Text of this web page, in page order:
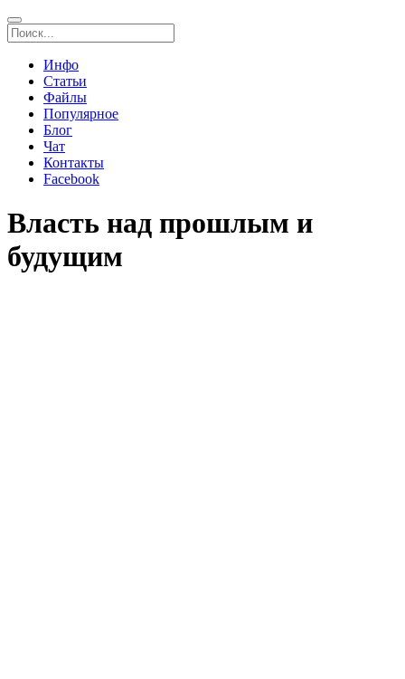
Инфо
Статьи
Файлы
Популярное
Блог
Чат
Контакты
Facebook
Власть над прошлым и
будущим